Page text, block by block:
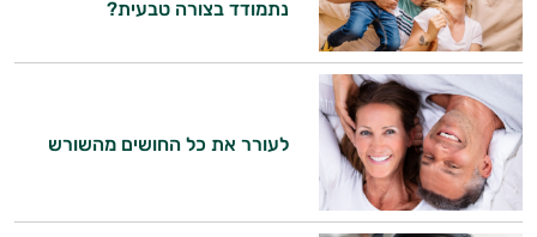
נתמודד בצורה טבעית?
לעורר את כל החושים מהשורש
היי,
אני יועץ הבריאות האישי AI של טבע בריא.